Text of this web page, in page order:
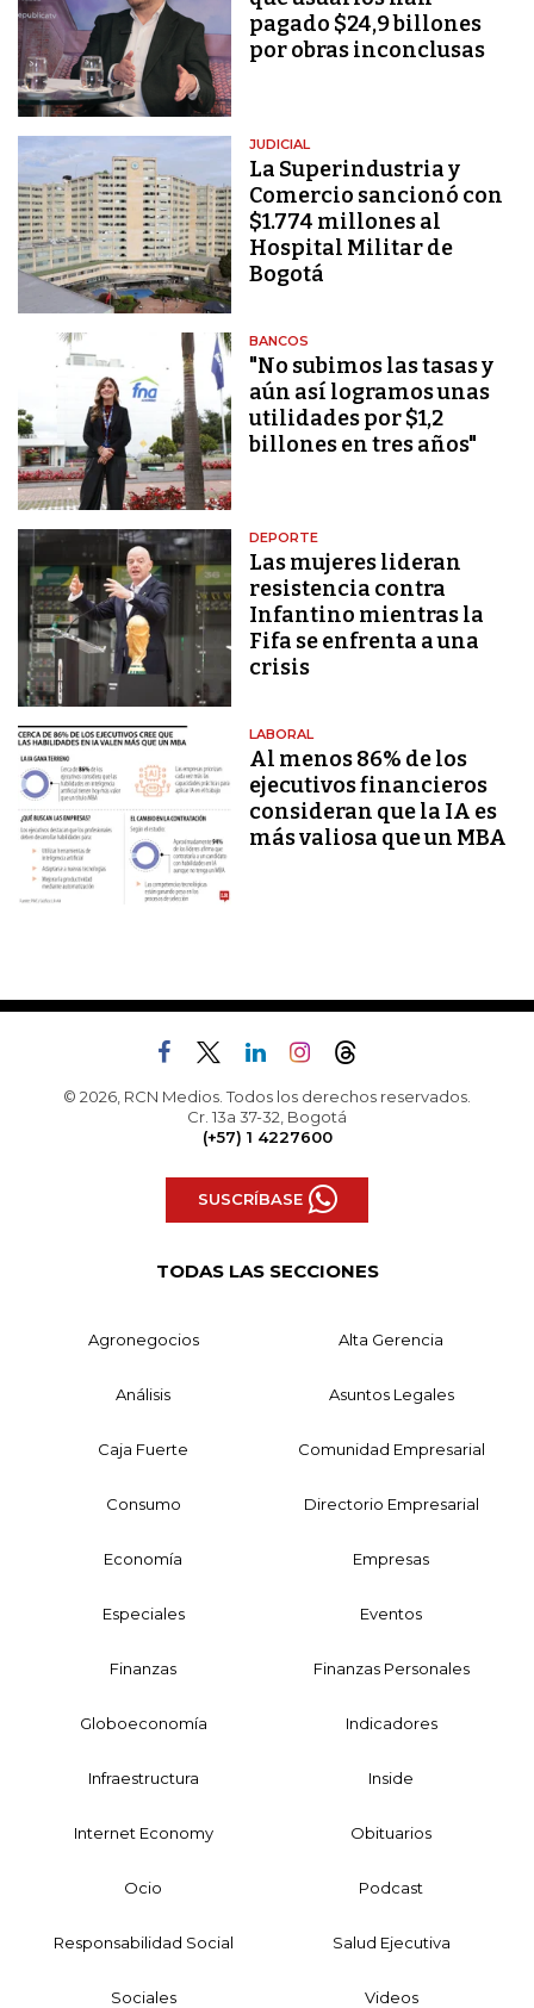
pagado $24,9 billones
por obras inconclusas
JUDICIAL
La Superindustria y
Comercio sancionó con
$1.774 millones al
Hospital Militar de
Bogotá
BANCOS
"No subimos las tasas y
aún así logramos unas
utilidades por $1,2
billones en tres años"
DEPORTE
Las mujeres lideran
resistencia contra
Infantino mientras la
Fifa se enfrenta a una
crisis
LABORAL
Al menos 86% de los
ejecutivos financieros
consideran que la IA es
más valiosa que un MBA
© 2026, RCN Medios. Todos los derechos reservados.
Cr. 13a 37-32, Bogotá
(+57) 1 4227600
SUSCRÍBASE
TODAS LAS SECCIONES
Agronegocios Alta Gerencia
Análisis Asuntos Legales
Caja Fuerte Comunidad Empresarial
Consumo Directorio Empresarial
Economía Empresas
Especiales Eventos
Finanzas Finanzas Personales
Globoeconomía Indicadores
Infraestructura Inside
Internet Economy Obituarios
Ocio Podcast
Responsabilidad Social Salud Ejecutiva
Sociales Videos